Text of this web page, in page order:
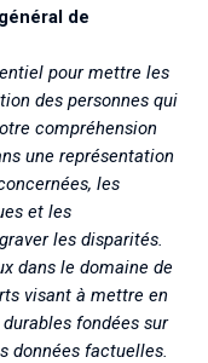
de
pour mettre les
des personnes qui
compréhension
une représentation
les
et les
les disparités.
dans le domaine de
visant à mettre en
fondées sur
données factuelles.